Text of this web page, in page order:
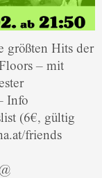
größten Hits der
– mit
Info
(6€, gültig
friends